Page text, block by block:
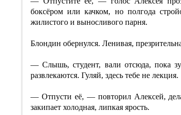
боксёром или качком, но полгода
жилистого и выносливого парня.
Блондин обернулся. Ленивая,
— Слышь, студент, вали отсюда, пока
развлекаются. Гуляй, здесь тебе не лекция.
— Отпусти её, — повторил Алексей,
закипает холодная, липкая ярость.